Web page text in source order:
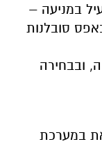
במניעה –
סובלנות
ובבחירה
במערכת